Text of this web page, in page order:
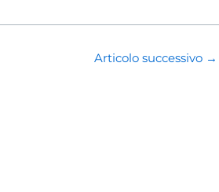
Articolo successivo →